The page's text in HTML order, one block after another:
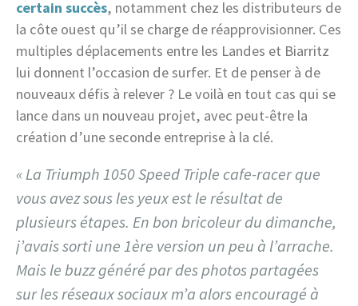
certain succès, notamment chez les distributeurs de
la côte ouest qu’il se charge de réapprovisionner. Ces
multiples déplacements entre les Landes et Biarritz
lui donnent l’occasion de surfer. Et de penser à de
nouveaux défis à relever ? Le voilà en tout cas qui se
lance dans un nouveau projet, avec peut-être la
création d’une seconde entreprise à la clé.
« La Triumph 1050 Speed Triple cafe-racer que
vous avez sous les yeux est le résultat de
plusieurs étapes. En bon bricoleur du dimanche,
j’avais sorti une 1ère version un peu à l’arrache.
Mais le buzz généré par des photos partagées
sur les réseaux sociaux m’a alors encouragé à